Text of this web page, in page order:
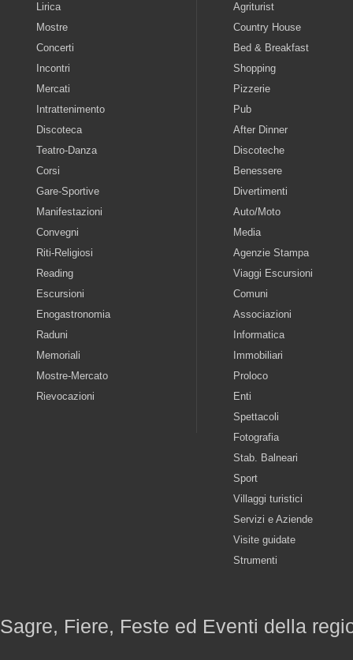
Lirica
Mostre
Concerti
Incontri
Mercati
Intrattenimento
Discoteca
Teatro-Danza
Corsi
Gare-Sportive
Manifestazioni
Convegni
Riti-Religiosi
Reading
Escursioni
Enogastronomia
Raduni
Memoriali
Mostre-Mercato
Rievocazioni
Agriturist
Country House
Bed & Breakfast
Shopping
Pizzerie
Pub
After Dinner
Discoteche
Benessere
Divertimenti
Auto/Moto
Media
Agenzie Stampa
Viaggi Escursioni
Comuni
Associazioni
Informatica
Immobiliari
Proloco
Enti
Spettacoli
Fotografia
Stab. Balneari
Sport
Villaggi turistici
Servizi e Aziende
Visite guidate
Strumenti
Sagre, Fiere, Feste ed Eventi della